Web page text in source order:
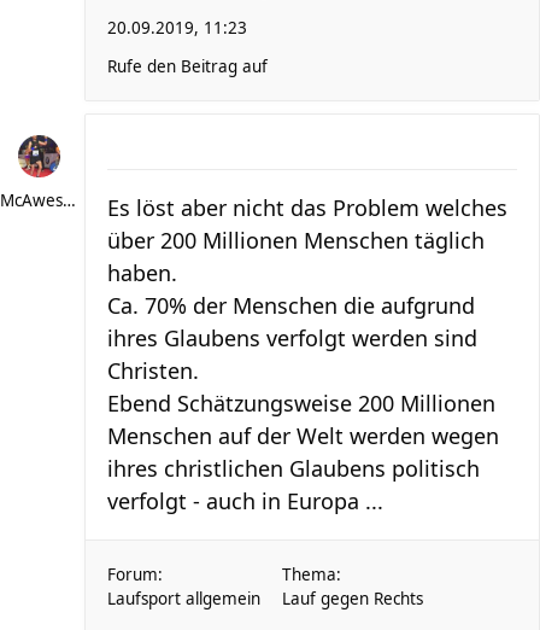
20.09.2019, 11:23
Rufe den Beitrag auf
McAwesome
Es löst aber nicht das Problem welches
über 200 Millionen Menschen täglich
haben.
Ca. 70% der Menschen die aufgrund
ihres Glaubens verfolgt werden sind
Christen.
Ebend Schätzungsweise 200 Millionen
Menschen auf der Welt werden wegen
ihres christlichen Glaubens politisch
verfolgt - auch in Europa ...
Forum:
Laufsport allgemein
Thema:
Lauf gegen Rechts